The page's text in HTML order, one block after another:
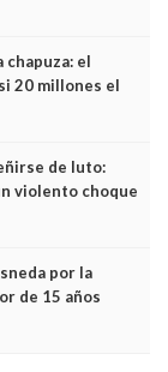
chapuza: el
20 millones el
cabían por los
de luto:
violento choque
por la
de 15 años